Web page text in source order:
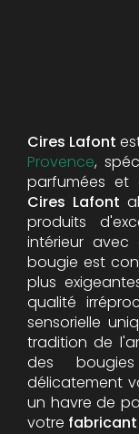
Cires Lafont
Provence,
parfumées et
Cires Lafont
produits
intérieur avec
bougie est
plus
qualité
sensorielle
tradition de
des
délicatement
un havre de
votre fabricant